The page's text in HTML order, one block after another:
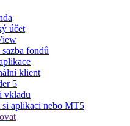
účet
fondů
klient
5
vkladu
si aplikaci nebo MT5